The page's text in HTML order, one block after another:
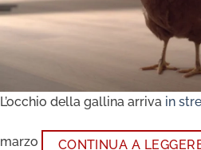
L’occhio della gallina arriva in
marzo CONTINUA A